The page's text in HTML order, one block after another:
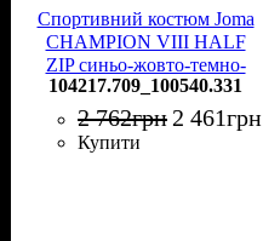
Спортивний костюм Joma
CHAMPION VIII HALF
ZIP синьо-жовто-темно-
синій
104217.709_100540.331
104217.709_100540.331
2 762грн 2 461грн
Купити